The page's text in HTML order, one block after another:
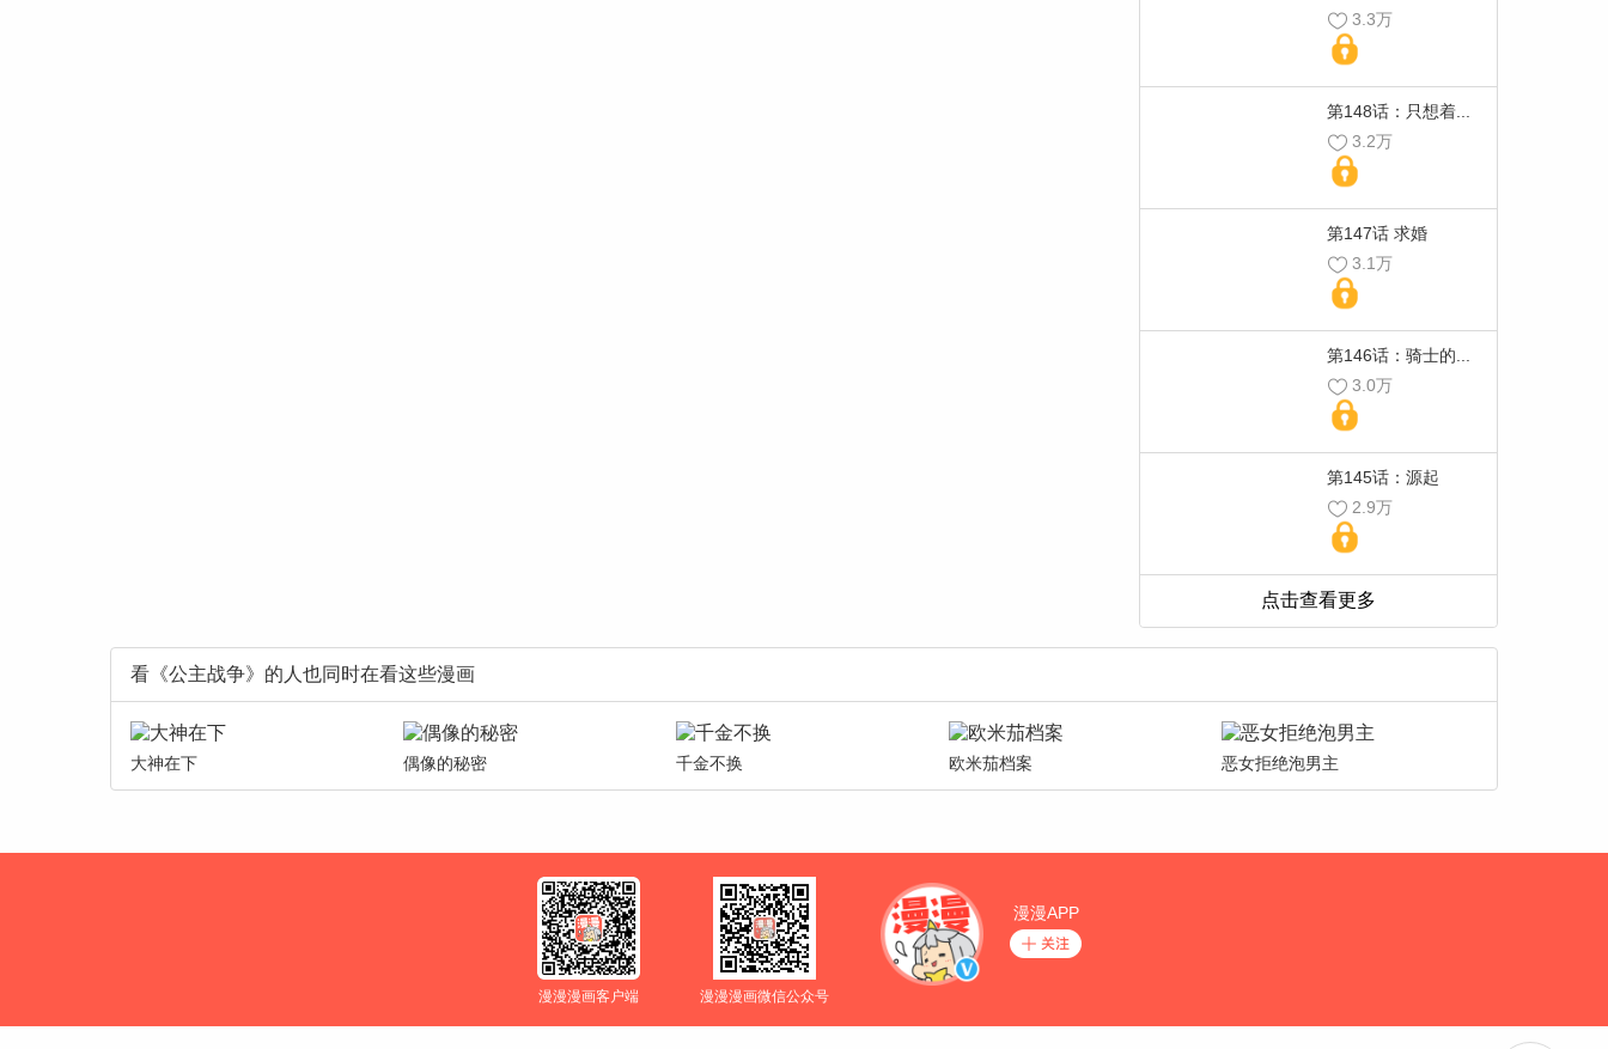
3.3万
第148话：只想着...
3.2万
第147话 求婚
3.1万
第146话：骑士的...
3.0万
第145话：源起
2.9万
看《公主战争》的人也同时在看这些漫画
大神在下 偶像的秘密 千金不换 欧米茄档案 恶女拒绝泡男主
漫漫漫画客户端 漫漫漫画微信公众号
漫漫APP